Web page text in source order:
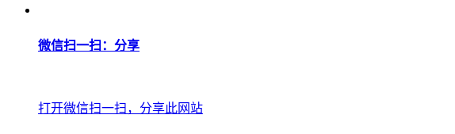
微信扫一扫：分享
打开微信扫一扫，分享此网站